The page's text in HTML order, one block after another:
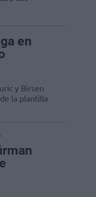
en
y Birsen
la plantilla